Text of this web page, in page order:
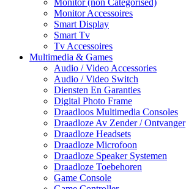
Monitor (non Categorised)
Monitor Accessoires
Smart Display
Smart Tv
Tv Accessoires
Multimedia & Games
Audio / Video Accessories
Audio / Video Switch
Diensten En Garanties
Digital Photo Frame
Draadloos Multimedia Consoles
Draadloze Av Zender / Ontvanger
Draadloze Headsets
Draadloze Microfoon
Draadloze Speaker Systemen
Draadloze Toebehoren
Game Console